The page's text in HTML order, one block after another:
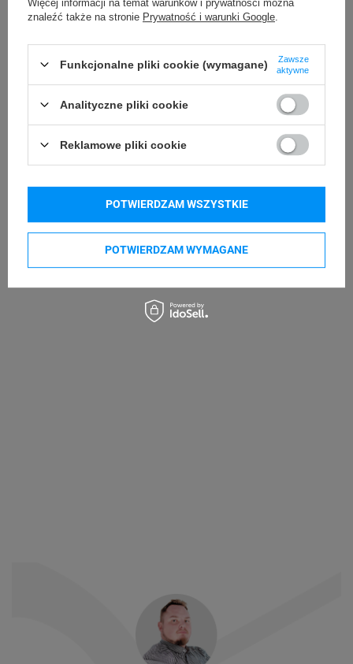
telefon: 730811399
e-mail: gspr@ptmb.pl
Osoby
Specmark
43-400 Cieszyn (Polska)
telefon: 730811399
Kompatybilne urządzenia
Kupowane razem
Więcej informacji na temat warunków i prywatności można
znaleźć także na stronie Prywatność i warunki Google
Funkcjonalne pliki cookie (wymagane)
Zawsze
aktywne
Analityczne pliki cookie
Reklamowe pliki cookie
POTWIERDZAM WYMAGANE
POTWIERDZAM WSZYSTKIE